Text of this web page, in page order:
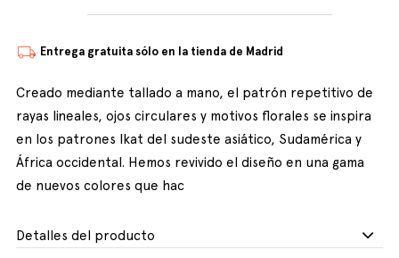
Entrega gratuita sólo en la tienda de Madrid
Creado mediante tallado a mano, el patrón repetitivo de
rayas lineales, ojos circulares y motivos florales se inspira
en los patrones Ikat del sudeste asiático, Sudamérica y
África occidental. Hemos revivido el diseño en una gama
de nuevos colores que hac
Detalles del producto